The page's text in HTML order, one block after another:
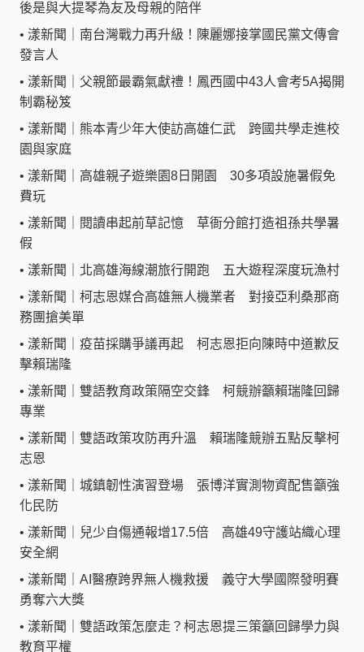
後是與大提琴為友及母親的陪伴
• 漾新聞｜南台灣戰力再升級！陳麗娜接掌國民黨文傳會
發言人
• 漾新聞｜父親節最霸氣獻禮！鳳西國中43人會考5A揭開
制霸秘笈
• 漾新聞｜熊本青少年大使訪高雄仁武 跨國共學走進校
園與家庭
• 漾新聞｜高雄親子遊樂園8日開園 30多項設施暑假免
費玩
• 漾新聞｜閱讀串起前草記憶 草衙分館打造祖孫共學暑
假
• 漾新聞｜北高雄海線潮旅行開跑 五大遊程深度玩漁村
• 漾新聞｜柯志恩媒合高雄無人機業者 對接亞利桑那商
務團搶美單
• 漾新聞｜疫苗採購爭議再起 柯志恩拒向陳時中道歉反
擊賴瑞隆
• 漾新聞｜雙語教育政策隔空交鋒 柯競辦籲賴瑞隆回歸
專業
• 漾新聞｜雙語政策攻防再升溫 賴瑞隆競辦五點反擊柯
志恩
• 漾新聞｜城鎮韌性演習登場 張博洋實測物資配售籲強
化民防
• 漾新聞｜兒少自傷通報增17.5倍 高雄49守護站織心理
安全網
• 漾新聞｜AI醫療跨界無人機救援 義守大學國際發明賽
勇奪六大獎
• 漾新聞｜雙語政策怎麼走？柯志恩提三策籲回歸學力與
教育平權